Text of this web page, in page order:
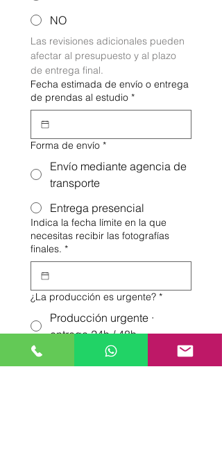
NO
Las revisiones adicionales pueden
afectar al presupuesto y al plazo
de entrega final.
Fecha estimada de envío o entrega
de prendas al estudio *
Forma de envío *
Envío mediante agencia de
transporte
Entrega presencial
Indica la fecha límite en la que
necesitas recibir las fotografías
finales. *
¿La producción es urgente? *
Producción urgente ·
entrega 24h / 48h
Producción estándar ·